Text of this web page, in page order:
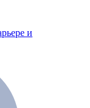
и